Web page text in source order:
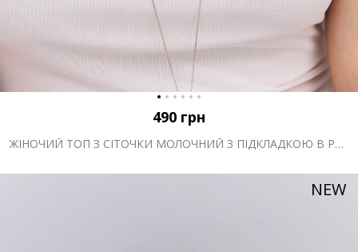
490 грн
ЖІНОЧИЙ ТОП З СІТОЧКИ МОЛОЧНИЙ З ПІДКЛАДКОЮ В РУБЧИК
NEW